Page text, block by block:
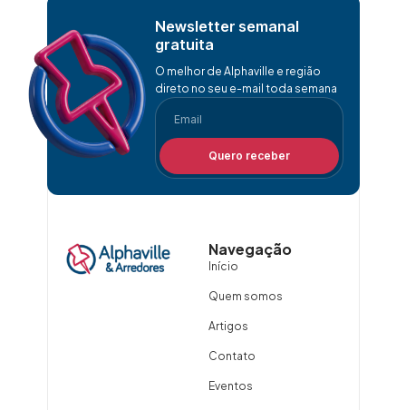
Newsletter semanal
gratuita
O melhor de Alphaville e região
direto no seu e-mail toda semana
Quero receber
Navegação
Início
Quem somos
Artigos
Contato
Eventos